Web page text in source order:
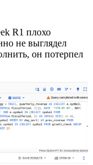
R1 плохо
не выглядел
он потерпел